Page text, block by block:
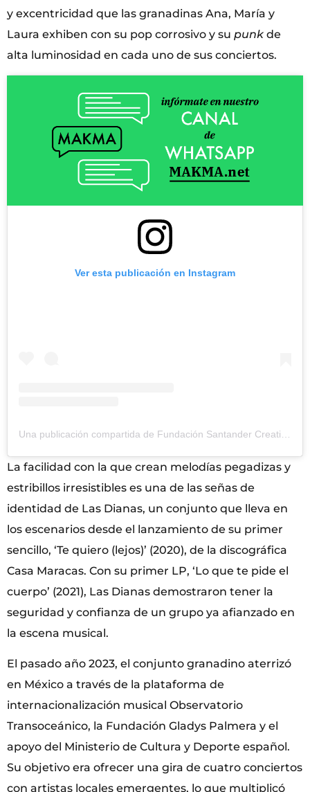
y excentricidad que las granadinas Ana, María y
Laura exhiben con su pop corrosivo y su punk de
alta luminosidad en cada uno de sus conciertos.
Ver esta publicación en Instagram
La facilidad con la que crean melodías pegadizas y
estribillos irresistibles es una de las señas de
identidad de Las Dianas, un conjunto que lleva en
los escenarios desde el lanzamiento de su primer
sencillo, ‘Te quiero (lejos)’ (2020), de la discográfica
Casa Maracas. Con su primer LP, ‘Lo que te pide el
cuerpo’ (2021), Las Dianas demostraron tener la
seguridad y confianza de un grupo ya afianzado en
la escena musical.
El pasado año 2023, el conjunto granadino aterrizó
en México a través de la plataforma de
internacionalización musical Observatorio
Transoceánico, la Fundación Gladys Palmera y el
apoyo del Ministerio de Cultura y Deporte español.
Su objetivo era ofrecer una gira de cuatro conciertos
con artistas locales emergentes, lo que multiplicó